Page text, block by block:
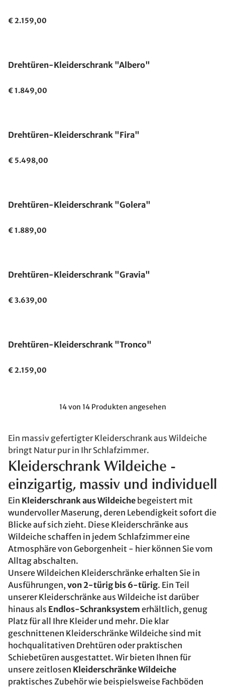
€ 2.159,00
Drehtüren-Kleiderschrank "Albero"
€ 1.849,00
Drehtüren-Kleiderschrank "Fira"
€ 5.498,00
Drehtüren-Kleiderschrank "Golera"
€ 1.889,00
Drehtüren-Kleiderschrank "Gravia"
€ 3.639,00
Drehtüren-Kleiderschrank "Tronco"
€ 2.159,00
14 von 14 Produkten angesehen
Ein massiv gefertigter Kleiderschrank aus Wildeiche
bringt Natur pur in Ihr Schlafzimmer.
Kleiderschrank Wildeiche -
einzigartig, massiv und individuell
Ein Kleiderschrank aus Wildeiche begeistert mit
wundervoller Maserung, deren Lebendigkeit sofort die
Blicke auf sich zieht. Diese Kleiderschränke aus
Wildeiche schaffen in jedem Schlafzimmer eine
Atmosphäre von Geborgenheit - hier können Sie vom
Alltag abschalten.
Unsere Wildeichen Kleiderschränke erhalten Sie in
Ausführungen, von 2-türig bis 6-türig. Ein Teil
unserer Kleiderschränke aus Wildeiche ist darüber
hinaus als Endlos-Schranksystem erhältlich, genug
Platz für all Ihre Kleider und mehr. Die klar
geschnittenen Kleiderschränke Wildeiche sind mit
hochqualitativen Drehtüren oder praktischen
Schiebetüren ausgestattet. Wir bieten Ihnen für
unsere zeitlosen Kleiderschränke Wildeiche
praktisches Zubehör wie beispielsweise Fachböden